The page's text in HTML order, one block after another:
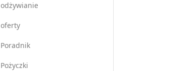
odżywianie
oferty
Poradnik
Pożyczki